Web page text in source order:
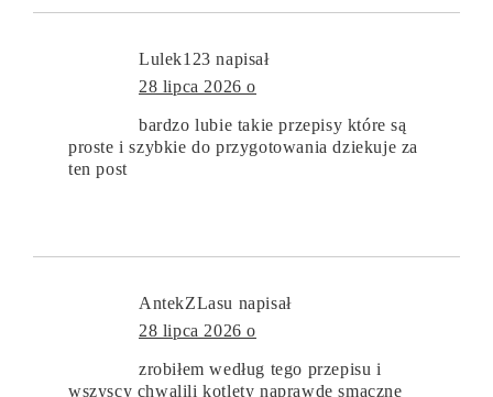
Lulek123 napisał
28 lipca 2026 o
bardzo lubie takie przepisy które są
proste i szybkie do przygotowania dziekuje za
ten post
AntekZLasu napisał
28 lipca 2026 o
zrobiłem według tego przepisu i
wszyscy chwalili kotlety naprawdę smaczne